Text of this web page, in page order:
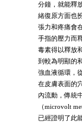
分鐘，就能釋
緒復原方面也
張力和疼痛會
手指的壓力而
毒素得以釋放
到較為明顯的
強血液循環，
在皮膚表面的
內流動，傳統
（microvolt
已經證明了此